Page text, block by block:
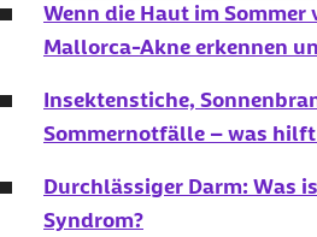
Wenn die Haut im
Mallorca-Akne erkennen
Insektenstiche,
Sommernotfälle – was
Durchlässiger Darm: Was
Syndrom?